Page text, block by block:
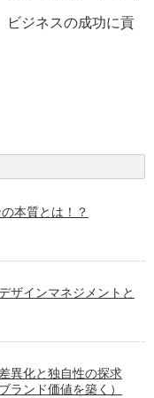
ビジネスの成功に貢
本質とは！？
ザインマネジメントと
異化と独自性の探求
ランド価値を築く）